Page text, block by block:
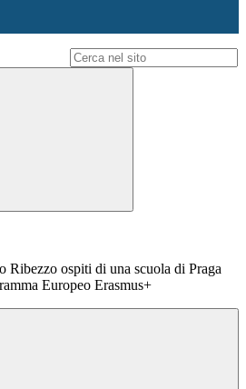
Ribezzo ospiti di una scuola di Praga
Europeo Erasmus+